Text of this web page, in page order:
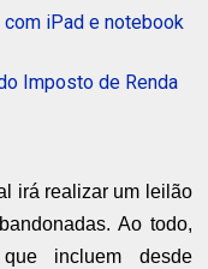
iPad e notebook
Imposto de Renda
irá realizar um leilão
Ao todo,
incluem desde